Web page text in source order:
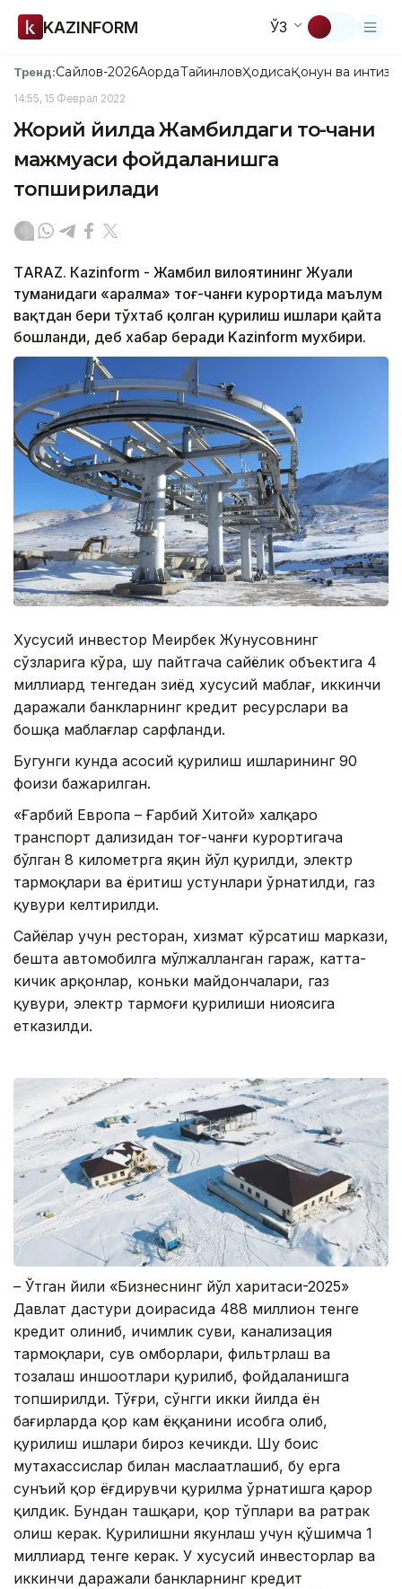
KAZINFORM ЎЗ
Тренд:Сайлов-2026АқордаТайинловҲодисаҚонун ва
14:55, 15 Феврал 2022
Жорий йилда Жамбилдаги тоғ-чанғи
мажмуаси фойдаланишга
топширилади
ТARAZ. Кazinform - Жамбил вилоятининг Жуали
туманидаги «Қаралма» тоғ-чанғи курортида маълум
вақтдан бери тўхтаб қолган қурилиш ишлари қайта
бошланди, деб хабар беради Kazinform мухбири.
Хусусий инвестор Меирбек Жунусовнинг
сўзларига кўра, шу пайтгача сайёҳлик объектига 4
миллиард тенгедан зиёд хусусий маблағ, иккинчи
даражали банкларнинг кредит ресурслари ва
бошқа маблағлар сарфланди.
Бугунги кунда асосий қурилиш ишларининг 90
фоизи бажарилган.
«Ғарбий Европа – Ғарбий Хитой» халқаро
транспорт даҳлизидан тоғ-чанғи курортигача
бўлган 8 километрга яқин йўл қурилди, электр
тармоқлари ва ёритиш устунлари ўрнатилди, газ
қувури келтирилди.
Сайёҳлар учун ресторан, хизмат кўрсатиш маркази,
бешта автомобилга мўлжалланган гараж, катта-
кичик арқонлар, коньки майдончалари, газ
қувури, электр тармоғи қурилиши ниҳоясига
етказилди.
– Ўтган йили «Бизнеснинг йўл харитаси-2025»
Давлат дастури доирасида 488 миллион тенге
кредит олиниб, ичимлик суви, канализация
тармоқлари, сув омборлари, фильтрлаш ва
тозалаш иншоотлари қурилиб, фойдаланишга
топширилди. Тўғри, сўнгги икки йилда ён
бағирларда қор кам ёққанини ҳисобга олиб,
қурилиш ишлари бироз кечикди. Шу боис
мутахассислар билан маслаҳатлашиб, бу ерга
сунъий қор ёғдирувчи қурилма ўрнатишга қарор
қилдик. Бундан ташқари, қор тўплари ва ратрак
олиш керак. Қурилишни якунлаш учун қўшимча 1
миллиард тенге керак. У хусусий инвесторлар ва
иккинчи даражали банкларнинг кредит